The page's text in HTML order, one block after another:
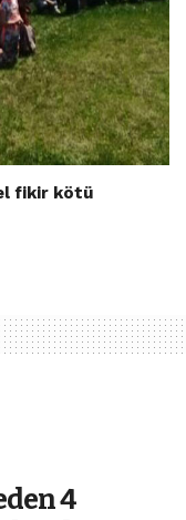
fikir kötü
4